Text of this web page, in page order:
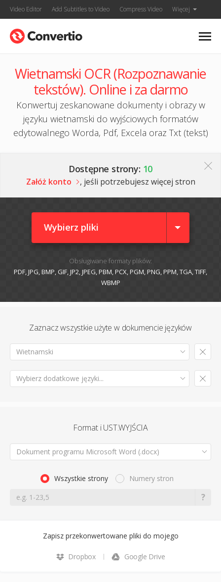
Video Editor Add Subtitles to Video Compress Video Więcej
Wietnamski OCR (Rozpoznawanie
tekstów). Online i za darmo
Konwertuj zeskanowane dokumenty i obrazy w
języku wietnamski do wyjściowych formatów
edytowalnego Worda, Pdf, Excela oraz Txt (tekst)
Dostępne strony: 10
Załóż konto , jeśli potrzebujesz więcej stron
Wybierz pliki
Obsługiwane formaty plików:
PDF, JPG, BMP, GIF, JP2, JPEG, PBM, PCX, PGM, PNG, PPM, TGA, TIFF,
WBMP
Zaznacz wszystkie użyte w dokumencie języków
Wietnamski
Wybierz dodatkowe języki...
Format i UST.WYJŚCIA
Dokument programu Microsoft Word (.docx)
Wszystkie strony Numery stron
Zapisz przekonwertowane pliki do mojego
Dropbox Google Drive